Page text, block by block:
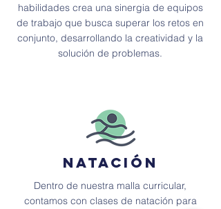
habilidades crea una sinergia de equipos
de trabajo que busca superar los retos en
conjunto, desarrollando la creatividad y la
solución de problemas.
Natación
Dentro de nuestra malla curricular,
contamos con clases de natación para